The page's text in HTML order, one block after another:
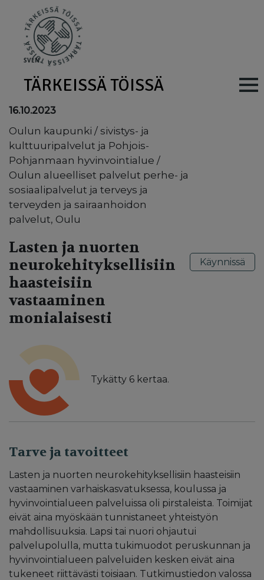
SVEN
TÄRKEISSÄ TÖISSÄ Main
16.10.2023
Oulun kaupunki / sivistys- ja
kulttuuripalvelut ja Pohjois-
Pohjanmaan hyvinvointialue /
Oulun alueelliset palvelut perhe- ja
sosiaalipalvelut ja terveys ja
terveyden ja sairaanhoidon
palvelut, Oulu
Lasten ja nuorten
neurokehityksellisiin
haasteisiin
vastaaminen
monialaisesti
Tykätty 6 kertaa.
Käynnissä
Tarve ja tavoitteet
Lasten ja nuorten neurokehityksellisiin haasteisiin
vastaaminen varhaiskasvatuksessa, koulussa ja
hyvinvointialueen palveluissa oli pirstaleista. Toimijat
eivät aina myöskään tunnistaneet yhteistyön
mahdollisuuksia. Lapsi tai nuori ohjautui
palvelupolulla, mutta tukimuodot peruskunnan ja
hyvinvointialueen palveluiden kesken eivät aina
tukeneet riittävästi toisiaan. Tutkimustiedon valossa